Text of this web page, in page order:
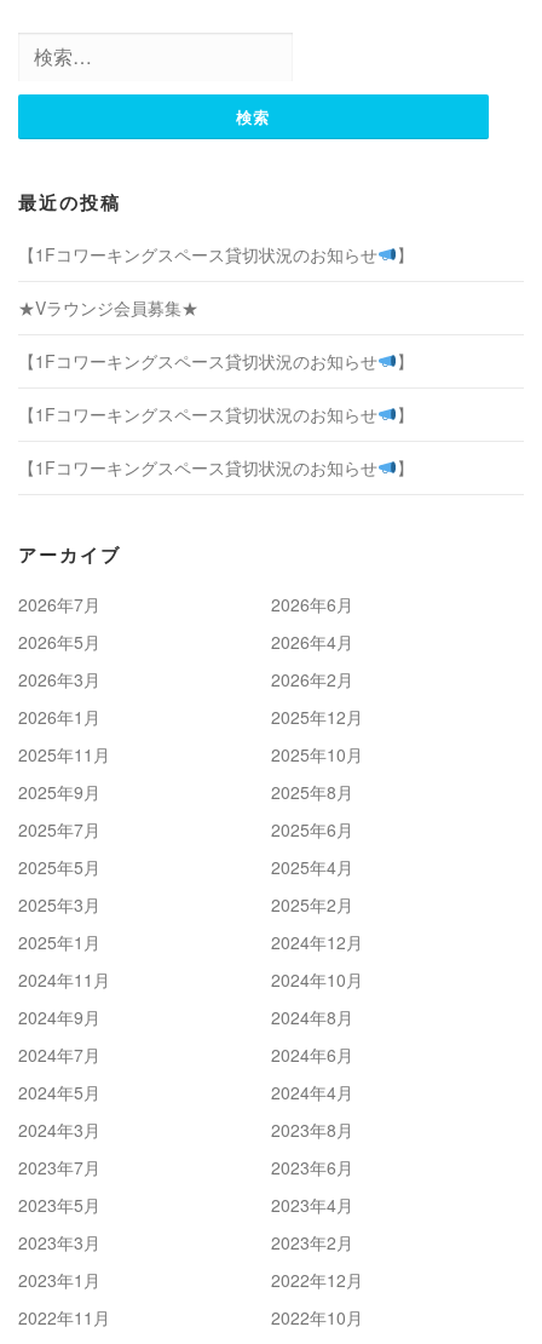
索:
最近の投稿
【1Fコワーキングスペース貸切状況のお知らせ 】
★Vラウンジ会員募集★
【1Fコワーキングスペース貸切状況のお知らせ 】
【1Fコワーキングスペース貸切状況のお知らせ 】
【1Fコワーキングスペース貸切状況のお知らせ 】
アーカイブ
2026年7月
2026年6月
2026年5月
2026年4月
2026年3月
2026年2月
2026年1月
2025年12月
2025年11月
2025年10月
2025年9月
2025年8月
2025年7月
2025年6月
2025年5月
2025年4月
2025年3月
2025年2月
2025年1月
2024年12月
2024年11月
2024年10月
2024年9月
2024年8月
2024年7月
2024年6月
2024年5月
2024年4月
2024年3月
2023年8月
2023年7月
2023年6月
2023年5月
2023年4月
2023年3月
2023年2月
2023年1月
2022年12月
2022年11月
2022年10月